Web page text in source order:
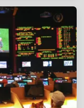
Через
этот
педагогов и
должно